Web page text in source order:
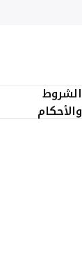
الشروط
والأحكام